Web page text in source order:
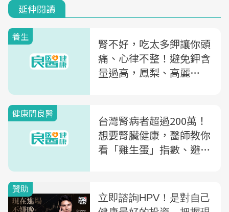
延伸閱讀
養生
腎不好，吃太多鉀讓你頭
痛、心律不整！避免鉀含
量過高，鳳梨、高麗
健康問良醫
台灣腎病者超過200萬！
想要腎臟健康，醫師教你
看「雞生蛋」指數、避開